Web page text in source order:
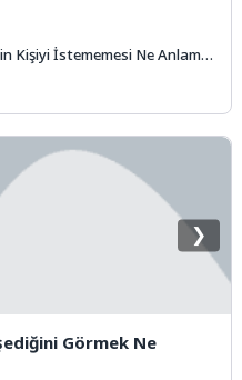
Kişiyi İstememesi Ne Anlama
Görmek Ne
❯